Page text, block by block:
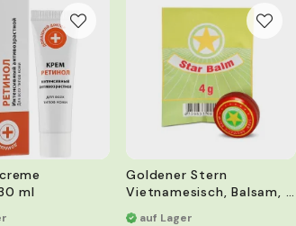
ml
Goldener Stern
Vietnamesisch, Balsam, 4
g
auf Lager